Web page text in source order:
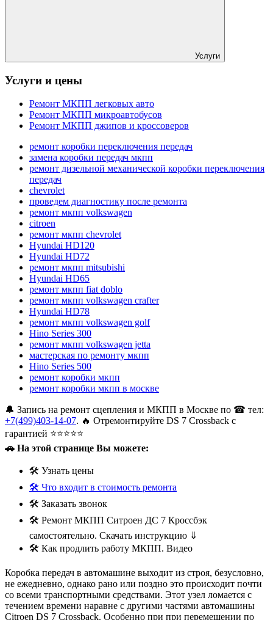
Услуги
Услуги и цены
Ремонт МКПП легковых авто
Ремонт МКПП микроавтобусов
Ремонт МКПП джипов и кроссоверов
ремонт коробки переключения передач
замена коробки передач мкпп
ремонт дизельной механической коробки переключения
передач
chevrolet
проведем диагностику после ремонта
ремонт мкпп volkswagen
citroen
ремонт мкпп chevrolet
Hyundai HD120
Hyundai HD72
ремонт мкпп mitsubishi
Hyundai HD65
ремонт мкпп fiat doblo
ремонт мкпп volkswagen crafter
Hyundai HD78
ремонт мкпп volkswagen golf
Hino Series 300
ремонт мкпп volkswagen jetta
мастерская по ремонту мкпп
Hino Series 500
ремонт коробки мкпп
ремонт коробки мкпп в москве
🔔 Запись на ремонт сцепления и МКПП в Москве по ☎ тел:
+7(499)403-14-07. 🔥 Отремонтируйте DS 7 Crossback с
гарантией ⭐⭐⭐⭐⭐
🚗 На этой странице Вы можете:
🛠 Узнать цены
🛠 Что входит в стоимость ремонта
🛠 Заказать звонок
🛠 Ремонт МКПП Ситроен ДС 7 Кроссбэк
самостоятельно. Скачать инструкцию ⇓
🛠 Как продлить работу МКПП. Видео
Коробка передач в автомашине выходит из строя, безусловно,
не ежедневно, однако рано или поздно это происходит почти
со всеми транспортными средствами. Этот узел ломается с
течением времени наравне с другими частями автомашины
Citroen DS 7 Crossback. Особенно при при перемещении по